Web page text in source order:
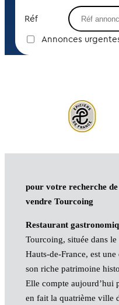
Réf
Annonces
pour votre recherche
vendre Tourcoing
Restaurant
Tourcoing, située dans
Hauts-de-France, est
son riche patrimoine
Elle compte aujourd’hui
en fait la quatrième ville